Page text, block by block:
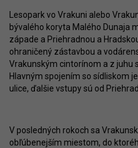
Lesopark vo Vrakuni alebo
bývalého koryta Malého Dunaja
západe a Priehradnou a
ohraničený zástavbou a
Vrakunským cintorínom a z juhu
Hlavným spojením so sídliskom
ulice, ďalšie vstupy sú od
V posledných rokoch sa
obľúbenejším miestom, do